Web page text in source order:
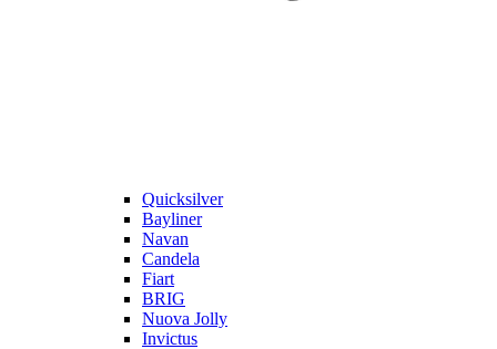
Quicksilver
Bayliner
Navan
Candela
Fiart
BRIG
Nuova Jolly
Invictus